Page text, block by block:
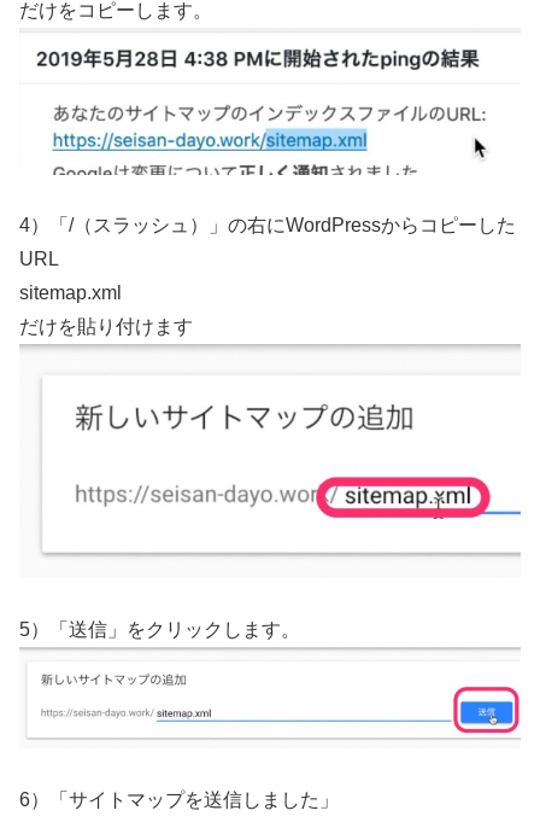
だけをコピーします。
4）「/（スラッシュ）」の右にWordPressからコピーした
URL
sitemap.xml
だけを貼り付けます
5）「送信」をクリックします。
6）「サイトマップを送信しました」